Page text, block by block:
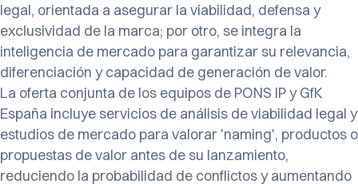
legal, orientada a asegurar la viabilidad, defensa y
exclusividad de la marca; por otro, se integra la
inteligencia de mercado para garantizar su relevancia,
diferenciación y capacidad de generación de valor.
La oferta conjunta de los equipos de PONS IP y GfK
España incluye servicios de análisis de viabilidad legal y
estudios de mercado para valorar 'naming', productos o
propuestas de valor antes de su lanzamiento,
reduciendo la probabilidad de conflictos y aumentando